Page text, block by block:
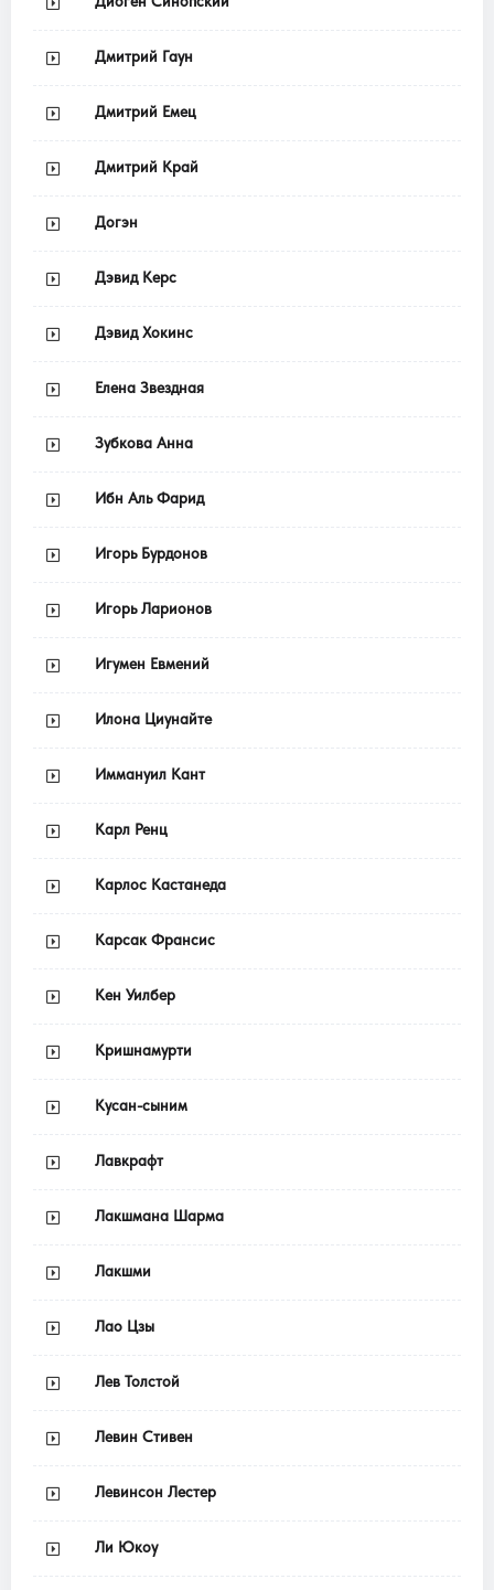
Дмитрий Гаун
Дмитрий Емец
Дмитрий Край
Догэн
Дэвид Керс
Дэвид Хокинс
Елена Звездная
Зубкова Анна
Ибн Аль Фарид
Игорь Бурдонов
Игорь Ларионов
Игумен Евмений
Илона Циунайте
Иммануил Кант
Карл Ренц
Карлос Кастанеда
Карсак Франсис
Кен Уилбер
Кришнамурти
Кусан-сыним
Лавкрафт
Лакшмана Шарма
Лакшми
Лао Цзы
Лев Толстой
Левин Стивен
Левинсон Лестер
Ли Юкоу